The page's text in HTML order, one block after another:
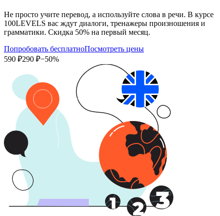
Не просто учите перевод, а используйте слова в речи. В курсе
100LEVELS вас ждут диалоги, тренажеры произношения и
грамматики. Скидка 50% на первый месяц.
Попробовать бесплатноПосмотреть цены
590 ₽290 ₽−50%